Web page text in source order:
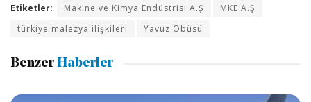
Etiketler: Makine ve Kimya Endüstrisi A.Ş
MKE A.Ş
türkiye malezya ilişkileri
Yavuz Obüsü
Benzer Haberler